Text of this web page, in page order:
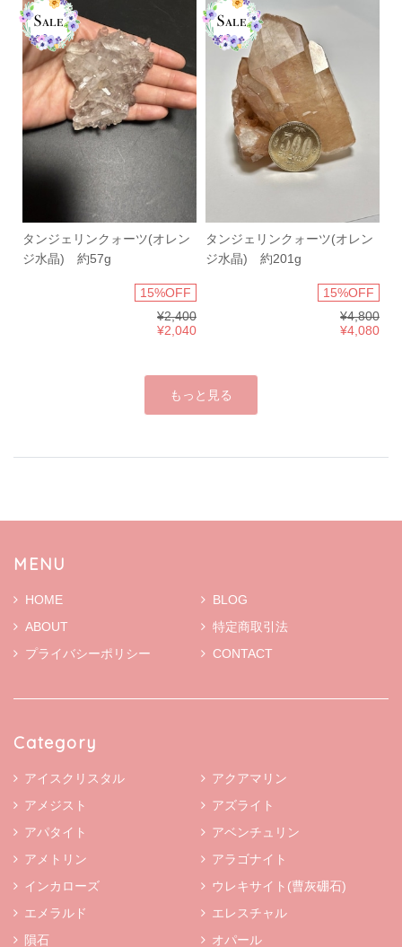
タンジェリンクォーツ(オレン
ジ水晶) 約57g
15%OFF
¥2,400
¥2,040
タンジェリンクォーツ(オレン
ジ水晶) 約201g
15%OFF
¥4,800
¥4,080
もっと見る
MENU
HOME
BLOG
ABOUT
特定商取引法
プライバシーポリシー
CONTACT
Category
アイスクリスタル
アクアマリン
アメジスト
アズライト
アパタイト
アベンチュリン
アメトリン
アラゴナイト
インカローズ
ウレキサイト(曹灰硼石)
エメラルド
エレスチャル
隕石
オパール